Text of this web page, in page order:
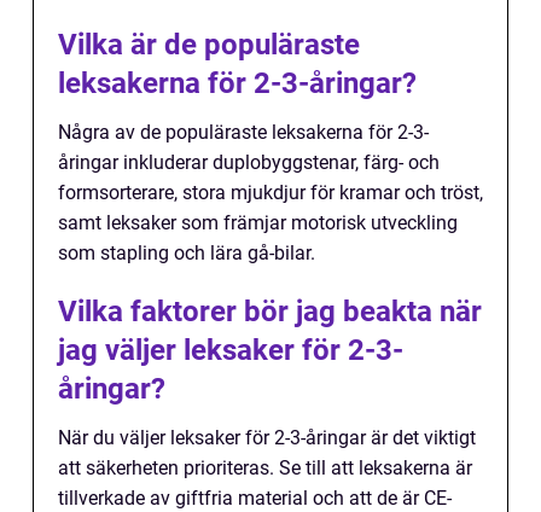
Vilka är de populäraste
leksakerna för 2-3-åringar?
Några av de populäraste leksakerna för 2-3-
åringar inkluderar duplobyggstenar, färg- och
formsorterare, stora mjukdjur för kramar och tröst,
samt leksaker som främjar motorisk utveckling
som stapling och lära gå-bilar.
Vilka faktorer bör jag beakta när
jag väljer leksaker för 2-3-
åringar?
När du väljer leksaker för 2-3-åringar är det viktigt
att säkerheten prioriteras. Se till att leksakerna är
tillverkade av giftfria material och att de är CE-